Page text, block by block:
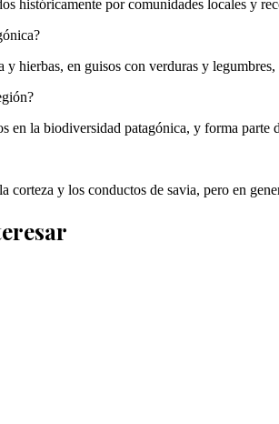
históricamente por comunidades locales y
y hierbas, en guisos con verduras y
en la biodiversidad patagónica, y forma
corteza y los conductos de savia, pero en